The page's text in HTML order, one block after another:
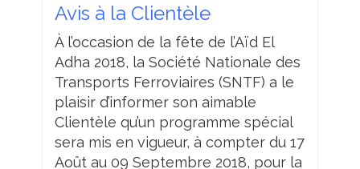
Avis à la Clientèle
À l’occasion de la fête de l’Aïd El
Adha 2018, la Société Nationale des
Transports Ferroviaires (SNTF) a le
plaisir d’informer son aimable
Clientèle qu’un programme spécial
sera mis en vigueur, à compter du 17
Août au 09 Septembre 2018, pour la